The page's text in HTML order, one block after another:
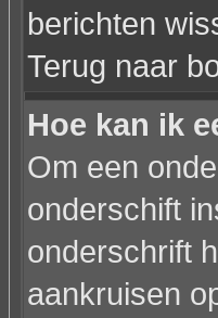
berichten
Terug naar
Hoe kan ik
Om een
onderschift
onderschrift
aankruisen